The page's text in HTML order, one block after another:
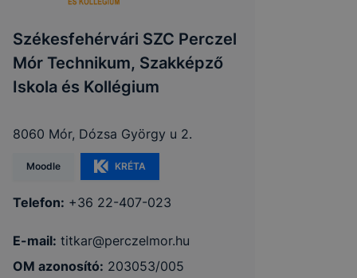
Székesfehérvári SZC Perczel
Mór Technikum, Szakképző
Iskola és Kollégium
8060 Mór, Dózsa György u 2.
Moodle KRÉTA
Telefon: +36 22-407-023
E-mail: titkar@perczelmor.hu
OM azonosító: 203053/005